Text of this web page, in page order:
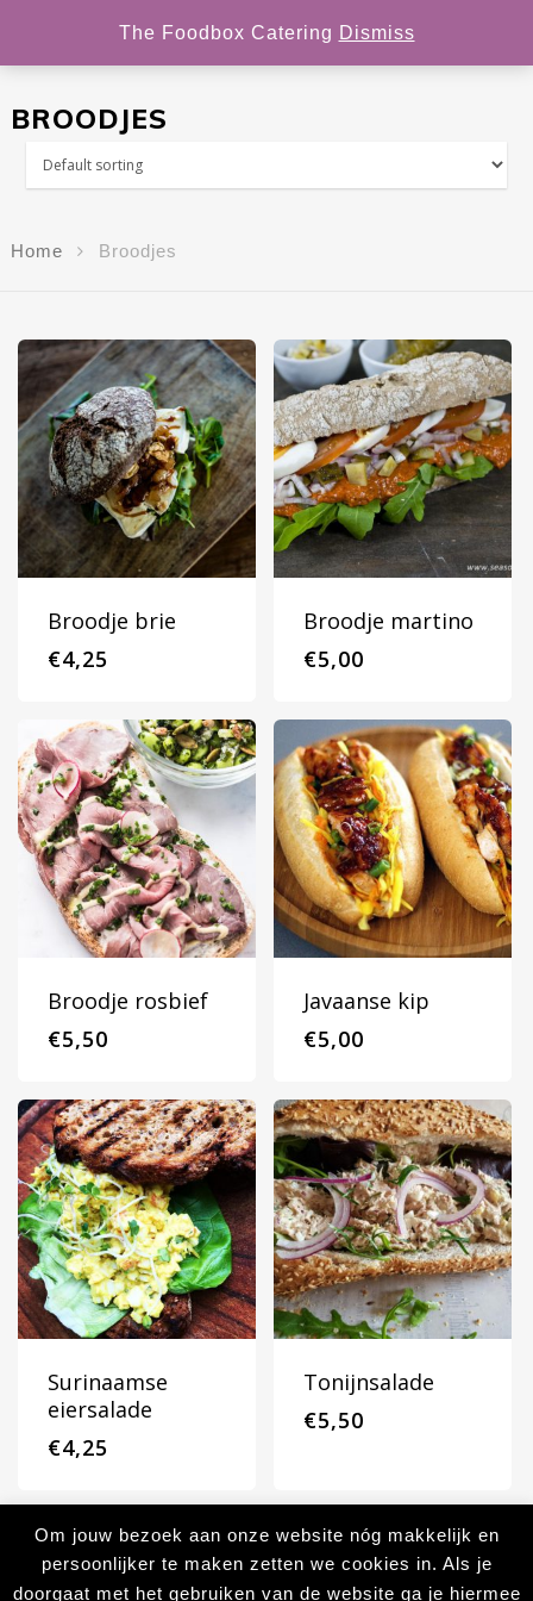
BROODJES
Home Broodjes
Broodje brie
€4,25
Broodje martino
€5,00
Broodje rosbief
€5,50
Javaanse kip
€5,00
Surinaamse
eiersalade
€4,25
Tonijnsalade
€5,50
© 2026 The Foodbox Catering. | Realisatie:
nul tot honderd.
Home
Partycatering
Bedrijfsrestaurant
catering
Eventcatering
Crew &
Sfeer impressie
Referenties
Contact
Vacatures
Om jouw bezoek aan onze website nóg makkelijk en
persoonlijker te maken zetten we cookies in. Als je
doorgaat met het gebruiken van de website ga je hiermee
The Foodbox Catering Dismiss